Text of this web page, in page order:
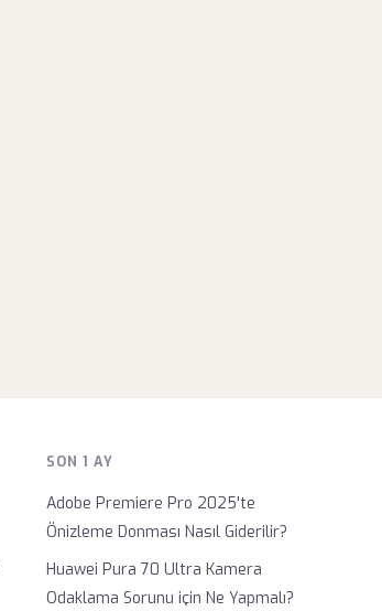
SON 1 AY
Adobe Premiere Pro 2025'te
Önizleme Donması Nasıl Giderilir?
Huawei Pura 70 Ultra Kamera
Odaklama Sorunu için Ne Yapmalı?